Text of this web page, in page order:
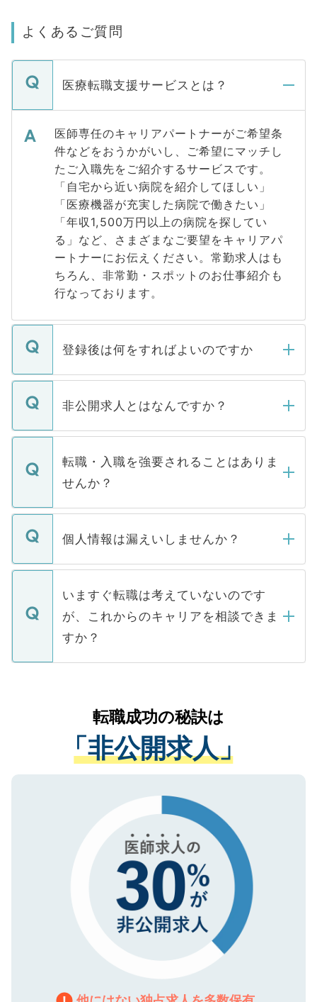
よくあるご質問
医療転職支援サービスとは？
医師専任のキャリアパートナーがご希望条
件などをおうかがいし、ご希望にマッチし
たご入職先をご紹介するサービスです。
「自宅から近い病院を紹介してほしい」
「医療機器が充実した病院で働きたい」
「年収1,500万円以上の病院を探してい
る」など、さまざまなご要望をキャリアパ
ートナーにお伝えください。常勤求人はも
ちろん、非常勤・スポットのお仕事紹介も
行なっております。
登録後は何をすればよいのですか
ご登録いただきましたら、弊社担当者がご
登録内容を確認し、その後メールもしくは
ます。通常、5営業日以内にはご連絡をせて
いただきますので、しばらくお待ちくださ
非公開求人とはなんですか？
マイナビDOCTORで取り扱っている求人の
うち約3割は、Webサイトからご覧いただ
けない「非公開求人」です。非公開求人は
下記の理由によって、一般には公開してい
ません。
■応募殺到を避けるため 人気のある医療機
関を公にしてしまうと、応募が殺到する場
に、医療機関が求める条件に合った人材の
みを人材紹介会社に依頼するケースが増え
ています。
転職・入職を強要されることはありま
せんか？
転職・入職を強要することは一切ありませ
ん。また、仮に応募先から内定をいただい
定を承諾する必要はありません。内定先へ
の辞退の連絡はキャリアパートナーが行い
個人情報は漏えいしませんか？
個人情報が漏えいすることはありませんの
で、ご安心ください。当サイトからの登録
などで収集したご登録者様の個人情報は、
ご本人のキャリアアップおよび転職活動の
支援を目的に使用いたします。お預かりし
ているすべての個人データはご本人の許可
は、個人情報の取り扱いについての厳密な
管理基準を満たした事業者のみに付与され
る、プライバシーマークを取得済みです。
で、機密保持に関してもご安心ください。
いますぐ転職は考えていないのです
が、これからのキャリアを相談できま
すか？
かがいして、現在の医療機関の状況や紹介
経験をまじえながら、適切なアドバイスを
させていただきます。すぐにご転職をされ
ない方には、長期的なサポートが可能です
ので、まずはご登録ください。
転職成功の秘訣は
「非公開求人」